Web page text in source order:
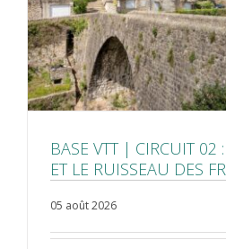
BASE VTT | CIRCUIT 02
ET LE RUISSEAU DES
05 août 2026